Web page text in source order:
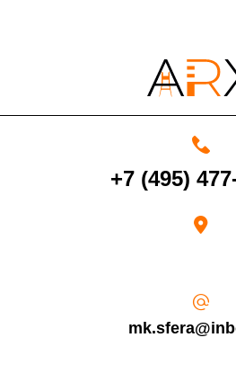
Срок возврата товара надлежащего
счет в течение 5-30 рабочих дней (срок
выдал Вашу банковскую карту).
+7 (495)